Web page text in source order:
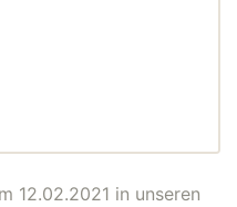
12.02.2021 in unseren